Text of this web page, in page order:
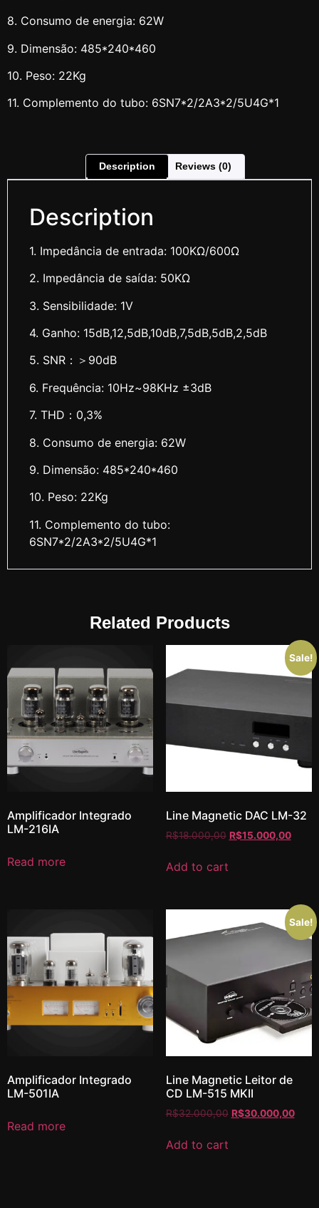
8. Consumo de energia: 62W
9. Dimensão: 485*240*460
10. Peso: 22Kg
11. Complemento do tubo: 6SN7*2/2A3*2/5U4G*1
Description Reviews (0)
Description
1. Impedância de entrada: 100KΩ/600Ω
2. Impedância de saída: 50KΩ
3. Sensibilidade: 1V
4. Ganho: 15dB,12,5dB,10dB,7,5dB,5dB,2,5dB
5. SNR：＞90dB
6. Frequência: 10Hz~98KHz ±3dB
7. THD：0,3%
8. Consumo de energia: 62W
9. Dimensão: 485*240*460
10. Peso: 22Kg
11. Complemento do tubo:
6SN7*2/2A3*2/5U4G*1
Related Products
Amplificador Integrado
LM-216IA
Read more
Sale!
Line Magnetic DAC LM-32
R$18.000,00 R$15.000,00
Add to cart
Amplificador Integrado
LM-501IA
Read more
Sale!
Line Magnetic Leitor de
CD LM-515 MKII
R$32.000,00 R$30.000,00
Add to cart